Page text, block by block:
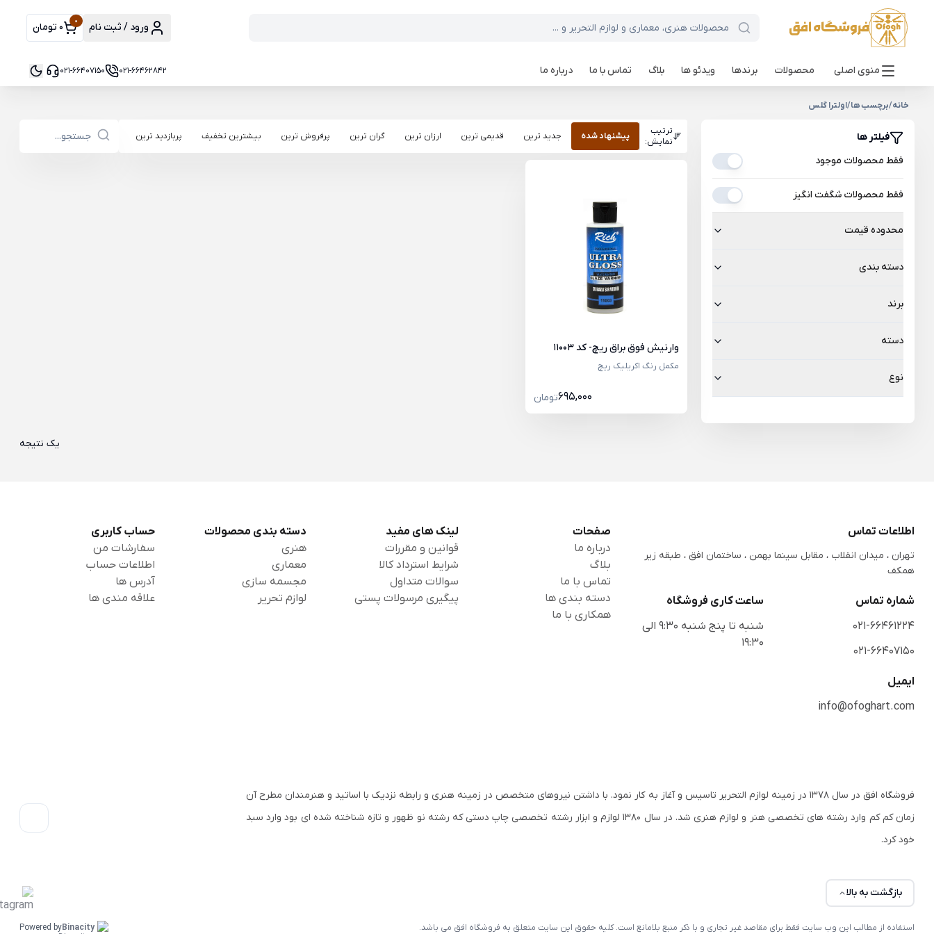
ورود / ثبت نام 0 0 تومان
منوی اصلی محصولات برندها ویدئو ها بلاگ تماس با ما درباره ما 021-66462842
021-66407150
خانه/برچسب ها/اولترا گلس
فیلتر ها
فقط محصولات موجود
فقط محصولات شگفت انگیز
محدوده قیمت
دسته بندی
برند
دسته
نوع
ترتیب
نمایش:
پیشنهاد شده جدید ترین قدیمی ترین ارزان ترین گران ترین پرفروش ترین بیشترین تخفیف پربازدید ترین
وارنیش فوق براق ریچ- کد 11003
مکمل رنگ اکریلیک ریچ
695,000تومان
یک نتیجه
اطلاعات تماس
تهران ، میدان انقلاب ، مقابل سینما بهمن ، ساختمان افق ، طبقه زیر
همکف
شماره تماس
021-66461224
021-66407150
ساعت کاری فروشگاه
شنبه تا پنج شنبه 9:30 الی
19:30
ایمیل
info@ofoghart.com
صفحات
درباره ما
بلاگ
تماس با ما
دسته بندی ها
همکاری با ما
لینک های مفید
قوانین و مقررات
شرایط استرداد کالا
سوالات متداول
پیگیری مرسولات پستی
دسته بندی محصولات
هنری
معماری
مجسمه سازی
لوازم تحریر
حساب کاربری
سفارشات من
اطلاعات حساب
آدرس ها
علاقه مندی ها
فروشگاه افق در سال ۱۳۷۸ در زمینه لوازم التحریر تاسیس و آغاز به کار نمود. با داشتن نیروهای متخصص در زمینه هنری و رابطه نزدیک با اساتید و هنرمندان مطرح آن
زمان کم کم وارد رشته های تخصصی هنر و لوازم هنری شد. در سال ۱۳۸۰ لوازم و ابزار رشته تخصصی چاپ دستی که رشته نو ظهور و تازه شناخته شده ای بود وارد سبد
خود کرد.
بازگشت به بالا
استفاده از مطالب این وب سایت فقط برای مقاصد غیر تجاری و با ذکر منبع بلامانع است. کلیه حقوق این سایت متعلق به فروشگاه افق می باشد. Powered byBinacity